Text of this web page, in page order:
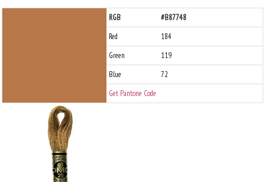
RGB
#B87748
Red
184
Green
119
Blue
72
Get Pantone Code